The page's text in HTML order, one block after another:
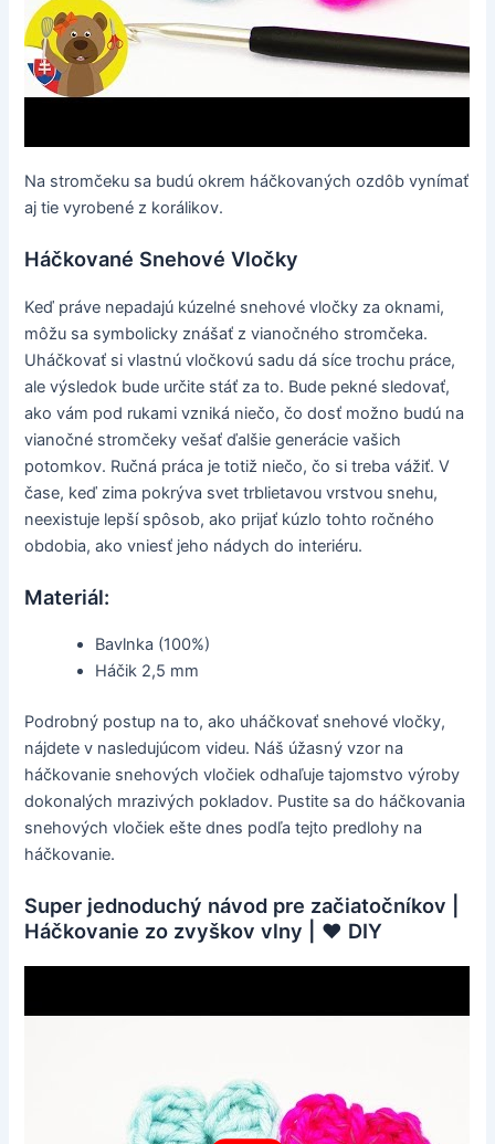
Na stromčeku sa budú okrem háčkovaných ozdôb vynímať
aj tie vyrobené z korálikov.
Háčkované Snehové Vločky
Keď práve nepadajú kúzelné snehové vločky za oknami,
môžu sa symbolicky znášať z vianočného stromčeka.
Uháčkovať si vlastnú vločkovú sadu dá síce trochu práce,
ale výsledok bude určite stáť za to. Bude pekné sledovať,
ako vám pod rukami vzniká niečo, čo dosť možno budú na
vianočné stromčeky vešať ďalšie generácie vašich
potomkov. Ručná práca je totiž niečo, čo si treba vážiť. V
čase, keď zima pokrýva svet trblietavou vrstvou snehu,
neexistuje lepší spôsob, ako prijať kúzlo tohto ročného
obdobia, ako vniesť jeho nádych do interiéru.
Materiál:
Bavlnka (100%)
Háčik 2,5 mm
Podrobný postup na to, ako uháčkovať snehové vločky,
nájdete v nasledujúcom videu. Náš úžasný vzor na
háčkovanie snehových vločiek odhaľuje tajomstvo výroby
dokonalých mrazivých pokladov. Pustite sa do háčkovania
snehových vločiek ešte dnes podľa tejto predlohy na
háčkovanie.
Super jednoduchý návod pre začiatočníkov |
Háčkovanie zo zvyškov vlny | ♥ DIY